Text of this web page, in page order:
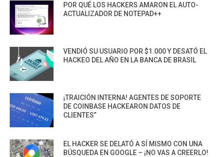
POR QUÉ LOS HACKERS AMARON EL AUTO-
ACTUALIZADOR DE NOTEPAD++
VENDIÓ SU USUARIO POR $1.000 Y DESATÓ EL
HACKEO DEL AÑO EN LA BANCA DE BRASIL
¡TRAICIÓN INTERNA! AGENTES DE SOPORTE
DE COINBASE HACKEARON DATOS DE
CLIENTES”
EL HACKER SE DELATÓ A SÍ MISMO CON UNA
BÚSQUEDA EN GOOGLE – ¡NO VAS A CREERLO!